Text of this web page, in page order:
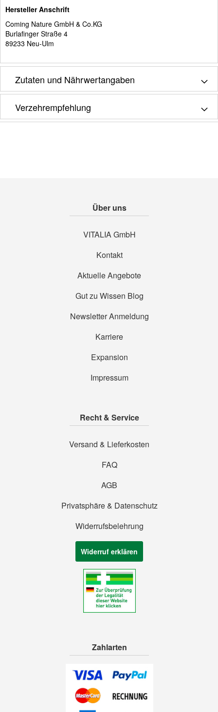
Hersteller Anschrift
Coming Nature GmbH & Co.KG
Burlafinger Straße 4
89233 Neu-Ulm
Zutaten und Nährwertangaben
Verzehrempfehlung
Über uns
VITALIA GmbH
Kontakt
Aktuelle Angebote
Gut zu Wissen Blog
Newsletter Anmeldung
Karriere
Expansion
Impressum
Recht & Service
Versand & Lieferkosten
FAQ
AGB
Privatsphäre & Datenschutz
Widerrufsbelehrung
Widerruf erklären
Zahlarten